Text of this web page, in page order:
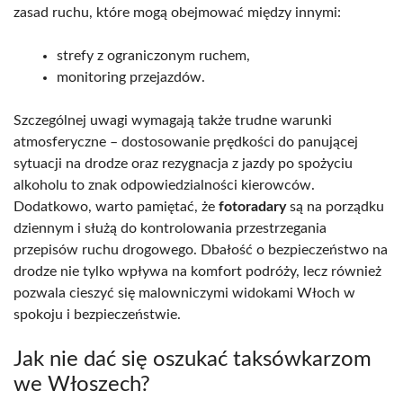
zasad ruchu, które mogą obejmować między innymi:
strefy z ograniczonym ruchem,
monitoring przejazdów.
Szczególnej uwagi wymagają także trudne warunki
atmosferyczne – dostosowanie prędkości do panującej
sytuacji na drodze oraz rezygnacja z jazdy po spożyciu
alkoholu to znak odpowiedzialności kierowców.
Dodatkowo, warto pamiętać, że fotoradarysą na porządku
dziennym i służą do kontrolowania przestrzegania
przepisów ruchu drogowego. Dbałość o bezpieczeństwo na
drodze nie tylko wpływa na komfort podróży, lecz również
pozwala cieszyć się malowniczymi widokami Włoch w
spokoju i bezpieczeństwie.
Jak nie dać się oszukać taksówkarzom
we Włoszech?